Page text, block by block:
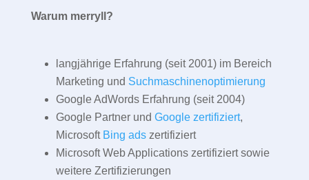
Warum merryll?
langjährige Erfahrung (seit 2001) im Bereich
Marketing und Suchmaschinenoptimierung
Google AdWords Erfahrung (seit 2004)
Google Partner und Google zertifiziert,
Microsoft Bing adszertifiziert
Microsoft Web Applications zertifiziert sowie
weitere Zertifizierungen